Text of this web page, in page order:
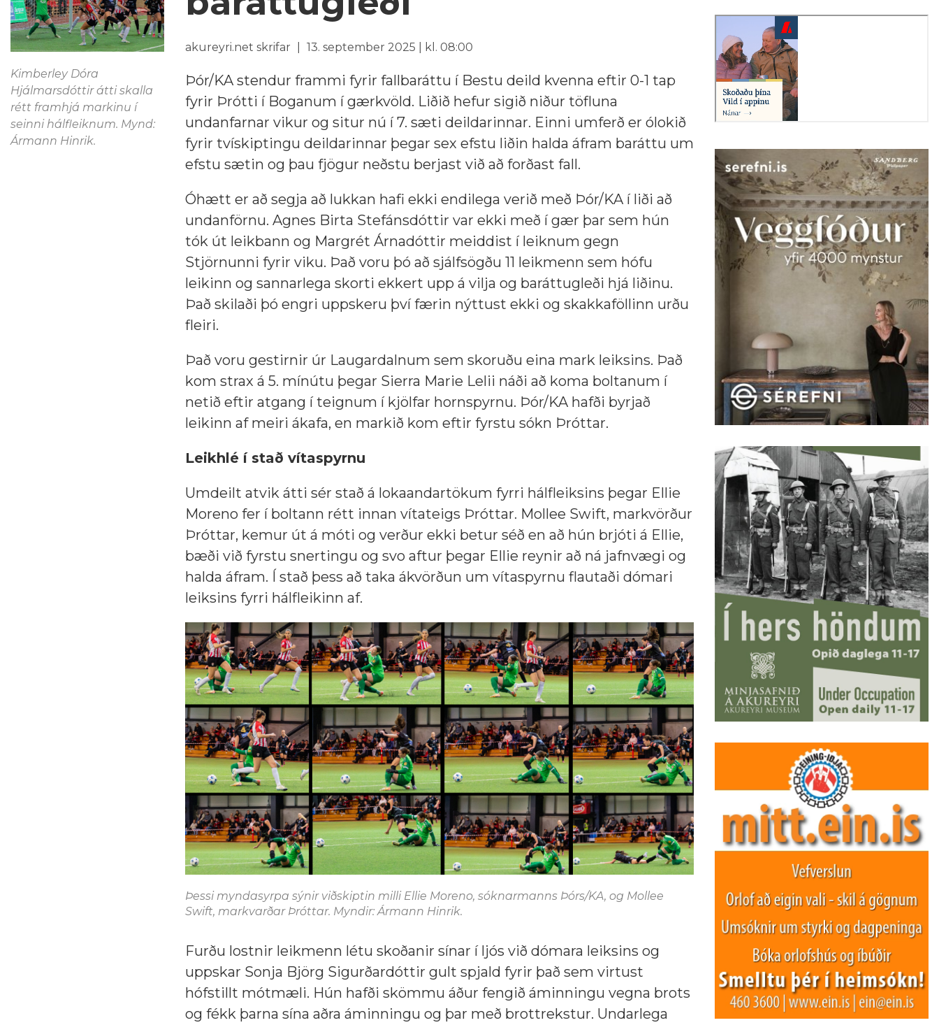
akureyri.net skrifar
13. september 2025 | kl. 08:00
Kimberley Dóra
Hjálmarsdóttir átti skalla
rétt framhjá markinu í
seinni hálfleiknum. Mynd:
Ármann Hinrik.
Þór/KA stendur frammi fyrir fallbaráttu í Bestu deild kvenna eftir 0-1 tap
fyrir Þrótti í Boganum í gærkvöld. Liðið hefur sigið niður töfluna
undanfarnar vikur og situr nú í 7. sæti deildarinnar. Einni umferð er ólokið
fyrir tvískiptingu deildarinnar þegar sex efstu liðin halda áfram baráttu um
efstu sætin og þau fjögur neðstu berjast við að forðast fall.
Óhætt er að segja að lukkan hafi ekki endilega verið með Þór/KA í liði að
undanförnu. Agnes Birta Stefánsdóttir var ekki með í gær þar sem hún
tók út leikbann og Margrét Árnadóttir meiddist í leiknum gegn
Stjörnunni fyrir viku. Það voru þó að sjálfsögðu 11 leikmenn sem hófu
leikinn og sannarlega skorti ekkert upp á vilja og baráttugleði hjá liðinu.
Það skilaði þó engri uppskeru því færin nýttust ekki og skakkaföllinn urðu
fleiri.
Það voru gestirnir úr Laugardalnum sem skoruðu eina mark leiksins. Það
kom strax á 5. mínútu þegar Sierra Marie Lelii náði að koma boltanum í
netið eftir atgang í teignum í kjölfar hornspyrnu. Þór/KA hafði byrjað
leikinn af meiri ákafa, en markið kom eftir fyrstu sókn Þróttar.
Leikhlé í stað vítaspyrnu
Umdeilt atvik átti sér stað á lokaandartökum fyrri hálfleiksins þegar Ellie
Moreno fer í boltann rétt innan vítateigs Þróttar. Mollee Swift, markvörður
Þróttar, kemur út á móti og verður ekki betur séð en að hún brjóti á Ellie,
bæði við fyrstu snertingu og svo aftur þegar Ellie reynir að ná jafnvægi og
halda áfram. Í stað þess að taka ákvörðun um vítaspyrnu flautaði dómari
leiksins fyrri hálfleikinn af.
Þessi myndasyrpa sýnir viðskiptin milli Ellie Moreno, sóknarmanns Þórs/KA, og Mollee
Swift, markvarðar Þróttar. Myndir: Ármann Hinrik.
Furðu lostnir leikmenn létu skoðanir sínar í ljós við dómara leiksins og
uppskar Sonja Björg Sigurðardóttir gult spjald fyrir það sem virtust
hófstillt mótmæli. Hún hafði skömmu áður fengið áminningu vegna brots
og fékk þarna sína aðra áminningu og þar með brottrekstur. Undarlega